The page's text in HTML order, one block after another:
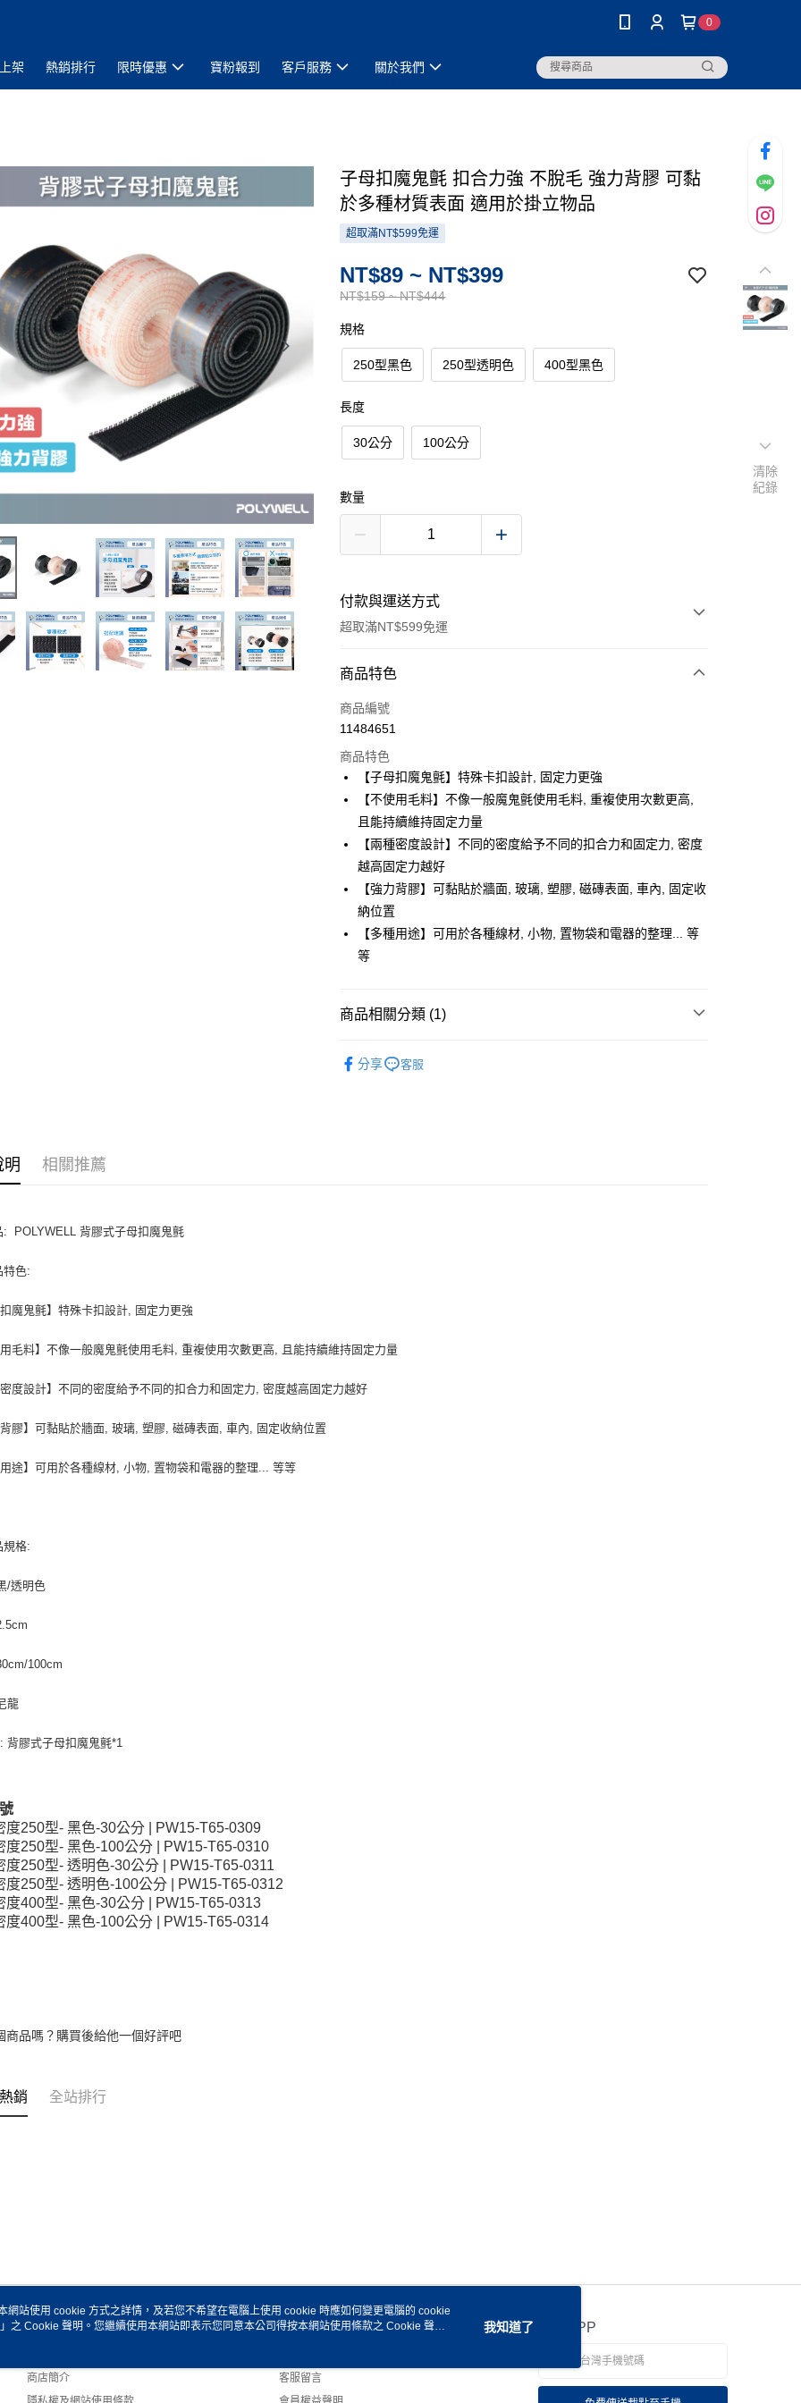
0
架 熱銷排行 限時優惠 寶粉報到 客戶服務 關於我們
子母扣魔鬼氈 扣合力強 不脫毛 強力背膠 可黏
於多種材質表面 適用於掛立物品
超取滿NT$599免運
NT$159 ~ NT$444
NT$89 ~ NT$399
規格
250型黑色 250型透明色 400型黑色
長度
30公分 100公分
數量
付款與運送方式
超取滿NT$599免運
付款方式
信用卡一次付款
LINE Pay
Apple Pay
街口支付
悠遊付
ATM付款
運送方式
每筆NT$80，滿NT$599(含以上)免運費
每筆NT$80，滿NT$599(含以上)免運費
商品特色
商品編號
11484651
商品特色
【子母扣魔鬼氈】特殊卡扣設計, 固定力更強
【不使用毛料】不像一般魔鬼氈使用毛料, 重複使用次數更高,
且能持續維持固定力量
【兩種密度設計】不同的密度給予不同的扣合力和固定力, 密度
越高固定力越好
【強力背膠】可黏貼於牆面, 玻璃, 塑膠, 磁磚表面, 車內, 固定收
納位置
【多種用途】可用於各種線材, 小物, 置物袋和電器的整理... 等
等
商品相關分類 (1)
分享
客服
明 相關推薦
POLYWELL 背膠式子母扣魔鬼氈
色:
魔鬼氈】特殊卡扣設計, 固定力更強
毛料】不像一般魔鬼氈使用毛料, 重複使用次數更高, 且能持續維持固定力量
度設計】不同的密度給予不同的扣合力和固定力, 密度越高固定力越好
膠】可黏貼於牆面, 玻璃, 塑膠, 磁磚表面, 車內, 固定收納位置
途】可用於各種線材, 小物, 置物袋和電器的整理... 等等
格:
/透明色
100cm
龍
背膠式子母扣魔鬼氈*1
度250型- 黑色-30公分 | PW15-T65-0309
度250型- 黑色-100公分 | PW15-T65-0310
度250型- 透明色-30公分 | PW15-T65-0311
度250型- 透明色-100公分 | PW15-T65-0312
度400型- 黑色-30公分 | PW15-T65-0313
度400型- 黑色-100公分 | PW15-T65-0314
商品嗎？購買後給他一個好評吧
銷 全站排行
關於我們
商店簡介
客服資訊
客服留言
官方APP
清除
紀錄
網站使用 cookie 方式之詳情，及若您不希望在電腦上使用 cookie 時應如何變更電腦的 cookie
」之 Cookie 聲明。您繼續使用本網站即表示您同意本公司得按本網站使用條款之 Cookie 聲明
我知道了